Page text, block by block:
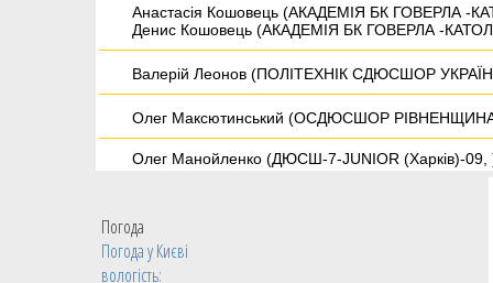
Анастасія Кошовець (АКАДЕМІЯ БК ГОВЕРЛА -
Денис Кошовець (АКАДЕМІЯ БК ГОВЕРЛА -
Валерій Леонов (ПОЛІТЕХНІК СДЮСШОР
Олег Максютинський (ОСДЮСШОР РІВНЕНЩИНА
Олег Манойленко (ДЮСШ-7-JUNIOR (Харків)-09,
Андрій Опаренко (ДЮСШ (Дружківка) 09, )
Погода
Погода уКиєві
вологість: